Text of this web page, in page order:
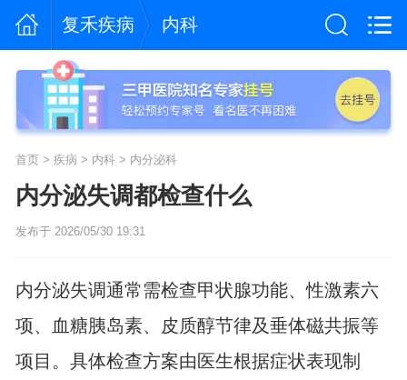
复禾疾病 内科
首页> 疾病 > 内科> 内分泌科
内分泌失调都检查什么
发布于 2026/05/30 19:31
内分泌失调通常需检查甲状腺功能、性激素六
项、血糖胰岛素、皮质醇节律及垂体磁共振等
项目。具体检查方案由医生根据症状表现制